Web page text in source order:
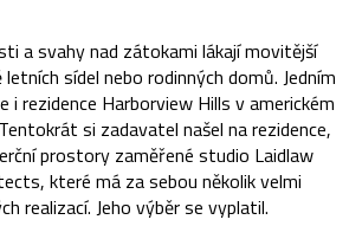
a svahy nad zátokami lákají movitější
sídel nebo rodinných domů. Jedním
i rezidence Harborview Hills v americkém
si zadavatel našel na rezidence,
prostory zaměřené studio Laidlaw
které má za sebou několik velmi
realizací. Jeho výběr se vyplatil.